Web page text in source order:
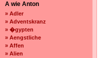
A wie Anton
» Adler
» Adventskranz
» �gypten
» Aengstliche
» Affen
» Alien